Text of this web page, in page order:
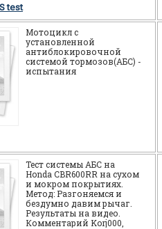
test
Мотоцикл c
установленной
антиблокировочной
системой тормозов(АБС) -
испытания
Тест системы АБС на
Honda CBR600RR на сухом
и мокром покрытиях.
Метод: Разгоняемся и
бездумно давим рычаг.
Результаты на видео.
Комментарий Korj000,